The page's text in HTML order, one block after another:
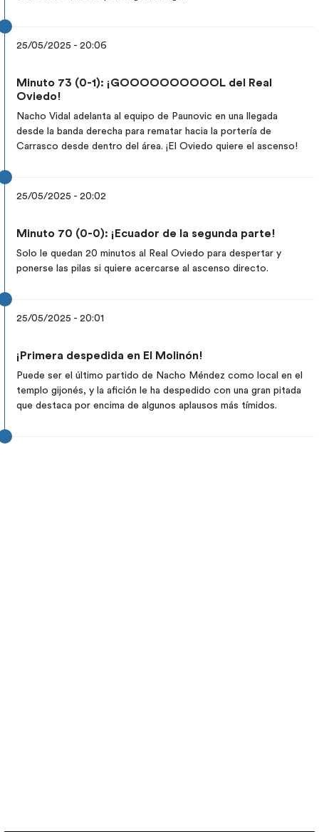
25/05/2025 - 20:06
Minuto 73 (0-1): ¡GOOOOOOOOOOL del Real
Oviedo!
Nacho Vidal adelanta al equipo de Paunovic en una llegada
desde la banda derecha para rematar hacia la portería de
Carrasco desde dentro del área. ¡El Oviedo quiere el ascenso!
25/05/2025 - 20:02
Minuto 70 (0-0): ¡Ecuador de la segunda parte!
Solo le quedan 20 minutos al Real Oviedo para despertar y
ponerse las pilas si quiere acercarse al ascenso directo.
25/05/2025 - 20:01
¡Primera despedida en El Molinón!
Puede ser el último partido de Nacho Méndez como local en el
templo gijonés, y la afición le ha despedido con una gran pitada
que destaca por encima de algunos aplausos más tímidos.